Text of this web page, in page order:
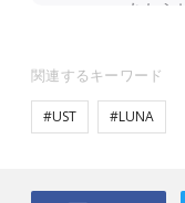
関連するキーワード
#UST #LUNA